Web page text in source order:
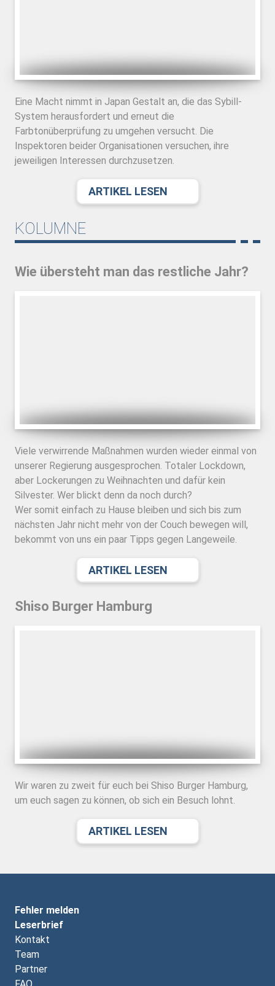
Eine Macht nimmt in Japan Gestalt an, die das Sybill-
System herausfordert und erneut die
Farbtonüberprüfung zu umgehen versucht. Die
Inspektoren beider Organisationen versuchen, ihre
jeweiligen Interessen durchzusetzen.
ARTIKEL LESEN
KOLUMNE
Wie übersteht man das restliche Jahr?
Viele verwirrende Maßnahmen wurden wieder einmal von
unserer Regierung ausgesprochen. Totaler Lockdown,
aber Lockerungen zu Weihnachten und dafür kein
Silvester. Wer blickt denn da noch durch?
Wer somit einfach zu Hause bleiben und sich bis zum
nächsten Jahr nicht mehr von der Couch bewegen will,
bekommt von uns ein paar Tipps gegen Langeweile.
ARTIKEL LESEN
Shiso Burger Hamburg
Wir waren zu zweit für euch bei Shiso Burger Hamburg,
um euch sagen zu können, ob sich ein Besuch lohnt.
ARTIKEL LESEN
Fehler melden
Leserbrief
Kontakt
Team
Partner